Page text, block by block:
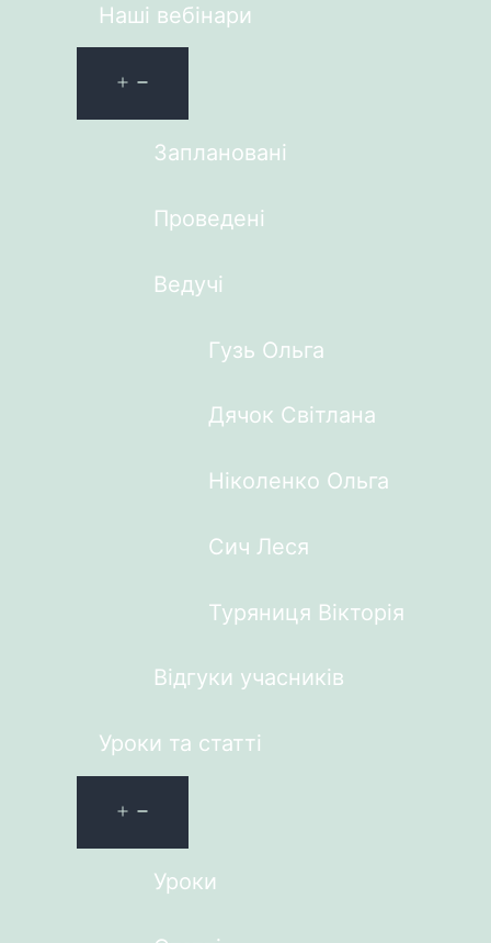
Наші вебінари
Заплановані
Проведені
Ведучі
Гузь Ольга
Дячок Світлана
Ніколенко Ольга
Сич Леся
Туряниця Вікторія
Відгуки учасників
Уроки та статті
Уроки